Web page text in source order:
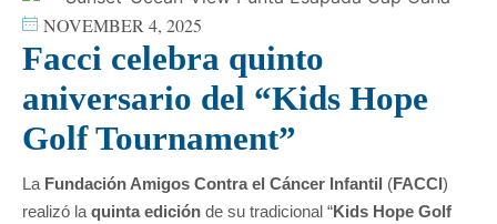
NOVEMBER 4, 2025
Facci celebra quinto
aniversario del “Kids Hope
Golf Tournament”
La Fundación Amigos Contra el Cáncer Infantil (FACCI)
realizó la quinta edición de su tradicional “Kids Hope Golf